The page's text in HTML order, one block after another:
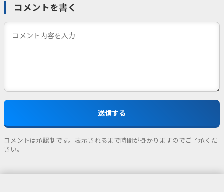
コメントを書く
コメントは承認制です。表示されるまで時間が掛かりますのでご了承くだ
さい。